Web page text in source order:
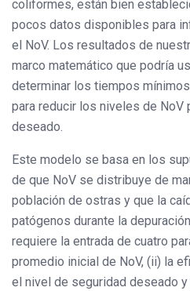
coliformes, están bien
pocos datos disponibles para
el NoV. Los resultados de
marco matemático que podría
determinar los tiempos
para reducir los niveles de NoV
deseado.
Este modelo se basa en los
de que NoV se distribuye de
población de ostras y que la
patógenos durante la
requiere la entrada de cuatro
promedio inicial de NoV, (ii) la
el nivel de seguridad deseado